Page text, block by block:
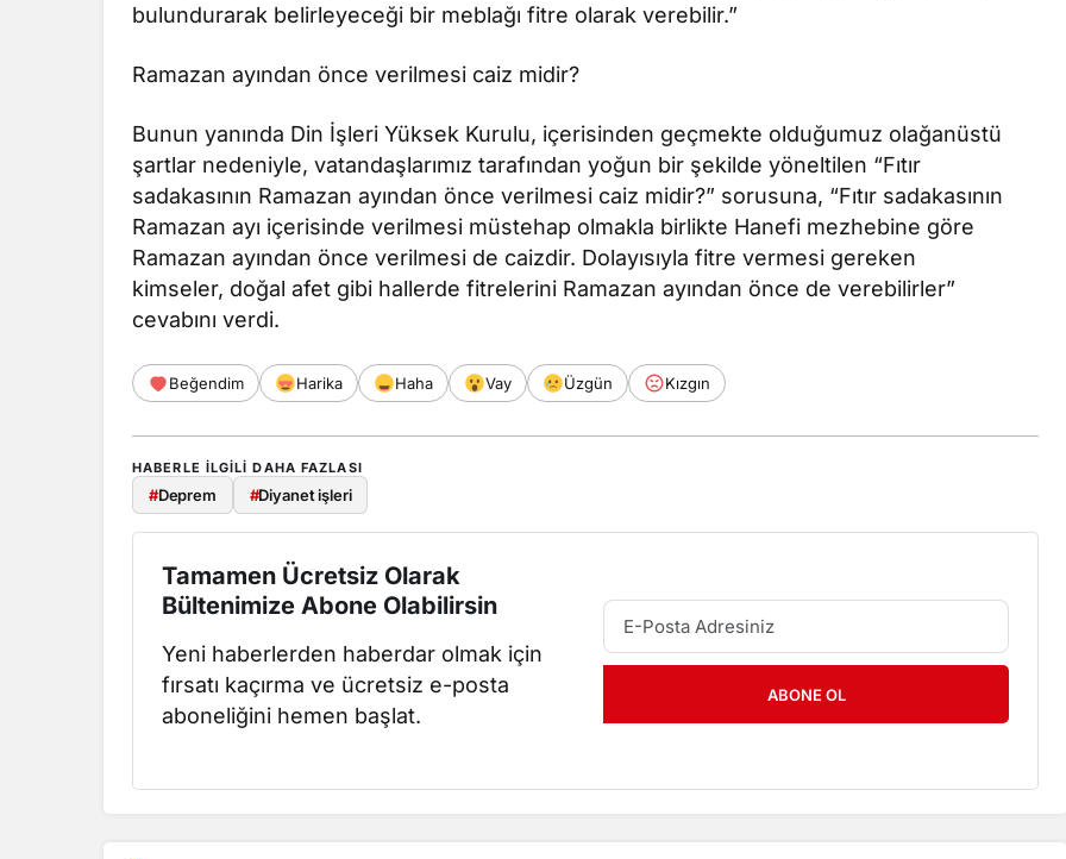
bulundurarak belirleyeceği bir meblağı fitre olarak verebilir.”
Ramazan ayından önce verilmesi caiz midir?
Bunun yanında Din İşleri Yüksek Kurulu, içerisinden geçmekte olduğumuz olağanüstü
şartlar nedeniyle, vatandaşlarımız tarafından yoğun bir şekilde yöneltilen “Fıtır
sadakasının Ramazan ayından önce verilmesi caiz midir?” sorusuna, “Fıtır sadakasının
Ramazan ayı içerisinde verilmesi müstehap olmakla birlikte Hanefi mezhebine göre
Ramazan ayından önce verilmesi de caizdir. Dolayısıyla fitre vermesi gereken
kimseler, doğal afet gibi hallerde fitrelerini Ramazan ayından önce de verebilirler”
cevabını verdi.
Beğendim Harika Haha Vay Üzgün Kızgın
HABERLE ILGILI DAHA FAZLASI
#Deprem #Diyanet işleri
Tamamen Ücretsiz Olarak
Bültenimize Abone Olabilirsin
Yeni haberlerden haberdar olmak için
fırsatı kaçırma ve ücretsiz e-posta
aboneliğini hemen başlat.
ABONE OL